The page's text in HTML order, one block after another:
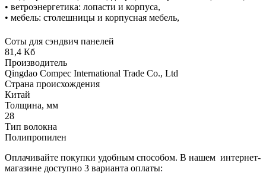
• ветроэнергетика: лопасти и корпуса,
• мебель: столешницы и корпусная мебель,
Соты для сэндвич панелей
81,4 Кб
Производитель
Qingdao Compec International Trade Co., Ltd
Страна происхождения
Китай
Толщина, мм
28
Тип волокна
Полипропилен
Оплачивайте покупки удобным способом. В нашем интернет-
магазине доступно 3 варианта оплаты: